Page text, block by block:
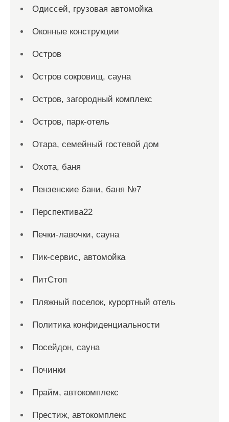
Одиссей, грузовая автомойка
Оконные конструкции
Остров
Остров сокровищ, сауна
Остров, загородный комплекс
Остров, парк-отель
Отара, семейный гостевой дом
Охота, баня
Пензенские бани, баня №7
Перспектива22
Печки-лавочки, сауна
Пик-сервис, автомойка
ПитСтоп
Пляжный поселок, курортный отель
Политика конфиденциальности
Посейдон, сауна
Починки
Прайм, автокомплекс
Престиж, автокомплекс